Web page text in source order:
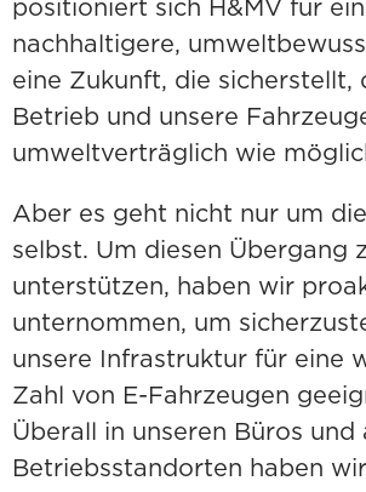
positioniert sich H&MV für
nachhaltigere,
eine Zukunft, die sicherstellt,
Betrieb und unsere
umweltverträglich wie
Aber es geht nicht nur um
selbst. Um diesen Übergang
unterstützen, haben wir
unternommen, um
unsere Infrastruktur für eine
Zahl von E-Fahrzeugen
Überall in unseren Büros und
Betriebsstandorten haben wir